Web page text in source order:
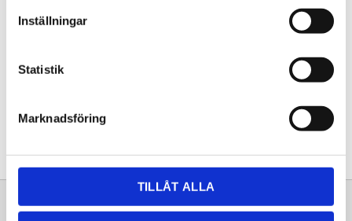
Inställningar
Statistik
Marknadsföring
TILLÅT ALLA
Lagervara
Artikelnr
20262070
Sortiment Information